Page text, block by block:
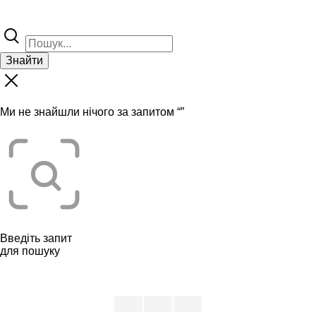
Знайти
Ми не знайшли нічого за запитом “”
Введіть запит
для пошуку